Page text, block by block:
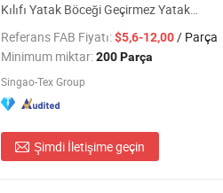
Kılıfı Yatak Böceği Geçirmez Yatak
Kapağı
Referans FAB Fiyatı:$5,6-12,00/ Parça
Minimum miktar:200 Parça
Singao-Tex Group
Şimdi İletişime geçin